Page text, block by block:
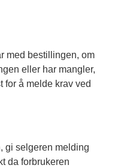
med bestillingen, om
eller har mangler,
for å melde krav ved
gi selgeren melding
da forbrukeren